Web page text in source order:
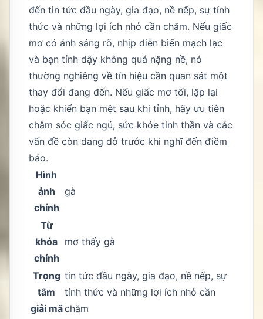
đến tin tức đầu ngày, gia đạo, nề nếp, sự tỉnh
thức và những lợi ích nhỏ cần chăm. Nếu giấc
mơ có ánh sáng rõ, nhịp diễn biến mạch lạc
và bạn tỉnh dậy không quá nặng nề, nó
thường nghiêng về tín hiệu cần quan sát một
thay đổi đang đến. Nếu giấc mơ tối, lặp lại
hoặc khiến bạn mệt sau khi tỉnh, hãy ưu tiên
chăm sóc giấc ngủ, sức khỏe tinh thần và các
vấn đề còn dang dở trước khi nghĩ đến điềm
báo.
Hình
ảnh
chính
gà
Từ
khóa
chính
mơ thấy gà
Trọng
tâm
giải mã
tin tức đầu ngày, gia đạo, nề nếp, sự
tỉnh thức và những lợi ích nhỏ cần
chăm